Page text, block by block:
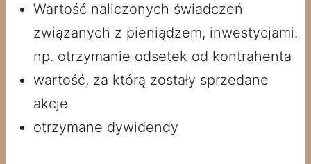
Wartość naliczonych świadczeń
związanych z pieniądzem, inwestycjami.
np. otrzymanie odsetek od kontrahenta
wartość, za którą zostały sprzedane
akcje
otrzymane dywidendy